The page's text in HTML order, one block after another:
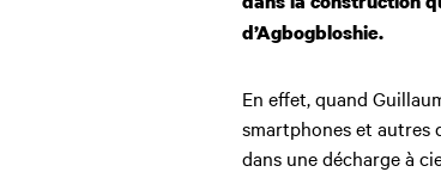
d’Agbogbloshie.
En effet, quand
smartphones et autres
dans une décharge à